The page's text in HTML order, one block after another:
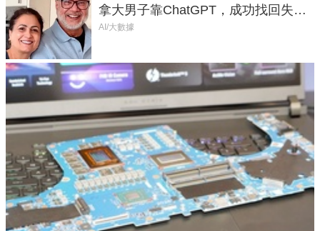
拿大男子靠ChatGPT，成功找回失散
50年家人
AI/大數據